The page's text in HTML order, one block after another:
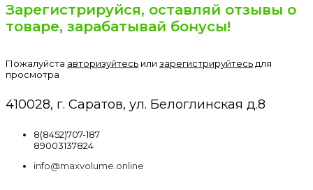
Зарегистрируйся, оставляй отзывы о
товаре, зарабатывай бонусы!
Пожалуйста авторизуйтесь или зарегистрируйтесь для
просмотра
410028, г. Саратов, ул. Белоглинская д.8
8(8452)707-187
89003137824
info@maxvolume.online